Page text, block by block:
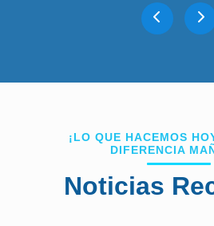
¡LO QUE HACEMOS
DIFERENCIA
Noticias